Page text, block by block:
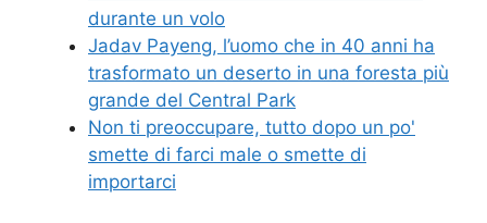
durante un volo
Jadav Payeng, l’uomo che in 40 anni ha
trasformato un deserto in una foresta più
grande del Central Park
Non ti preoccupare, tutto dopo un po'
smette di farci male o smette di
importarci